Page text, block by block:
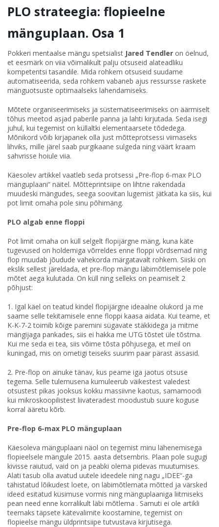
PLO strateegia: flopieelne
mänguplaan. Osa 1
Pokkeri mentaalse mängu spetsialist Jared Tendler on öelnud,
et eesmärk on viia võimalikult palju otsuseid alateadliku
kompetentsi tasandile. Mida rohkem otsuseid suudame
automatiseerida, seda rohkem vabaneb ajus ressursse raskete
mänguotsuste optimaalseks lahendamiseks.
Mõtete organiseerimiseks ja süstematiseerimiseks on äärmiselt
tõhus meetod asjad paberile panna ja lahti kirjutada. Seda isegi
juhul, kui tegemist on küllaltki elementaarsete tõdedega.
Mõnikord võib kirjapanek olla just mõtteprotsessi viimaseks
lihviks, mille järel saab purgikaane sulgeda ning väärt kraam
sahvrisse hoiule viia.
Käesolev artikkel vaatleb seda protsessi „Pre-flop 6-max PLO
mänguplaani“ näitel. Mõtteprintsiipe on lihtne rakendada
muudeski mängudes, seega soovitan lugemist jätkata ka siis, kui
pot limit omaha pole sinu põhimäng.
PLO algab enne floppi
Pot limit omaha on küll selgelt flopijärgne mäng, kuna käte
tugevused on holdemiga võrreldes enne floppi võrdsemad ning
flop muudab jõudude vahekorda märgatavalt rohkem. Siiski on
ekslik sellest järeldada, et pre-flop mängu läbimõtlemisele pole
mõtet aega kulutada. On küll ning selleks on peamiselt 2
põhjust:
1. Igal käel on teatud kindel flopijärgne ideaalne olukord ja me
saame selle tekitamisele enne floppi kaasa aidata. Kui teame, et
K-K-7-2 toimib kõige paremini sügavate stäkkidega ja mitme
mängijaga pankades, siis ei hakka me UTG tõstet üle tõstma.
Kui me seda ei tea, siis võime tõsta põhjusega, et meil on
kuningad, mis on ometigi teiseks suurim paar pärast ässasid.
2. Pre-flop on ainuke tänav, kus peame iga jaotus otsuse
tegema. Selle tulemusena kumuleerub väikestest valedest
otsustest pikas jooksus kokku massiivne kaotus, samamoodi
kui mikroskoopilistest liivateradest moodustub suure koguse
korral ääretu kõrb.
Pre-flop 6-max PLO mänguplaan
Käesoleva mänguplaani näol on tegemist minu lähenemisega
flopieelsele mängule 2015. aasta detsembris. Plaan pole sugugi
kivisse raiutud, vaid on ja peabki olema pidevas muutumises.
Alati tasub olla avatud uutele ideedele ning nagu „IDEE“-ga
tähistatud lõikudest loete, on läbimõtlemata mõtted ja värsked
ideed esitatud küsimuse vormis ning mänguplaaniga liitmiseks
pean need enne korralikult läbi mõtlema . Samuti ei ole artikli
teemaks täpsete kätevalimite koostamine, tegemist on
flopieelse mängu üldprintsiipe tutvustava kirjutisega.